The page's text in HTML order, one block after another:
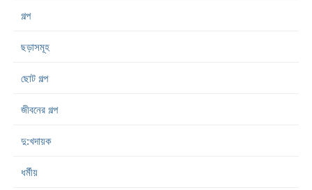
গল্প
ছড়াসমূহ
ছোট গল্প
জীবনের গল্প
দু:খদায়ক
ধর্মীয়